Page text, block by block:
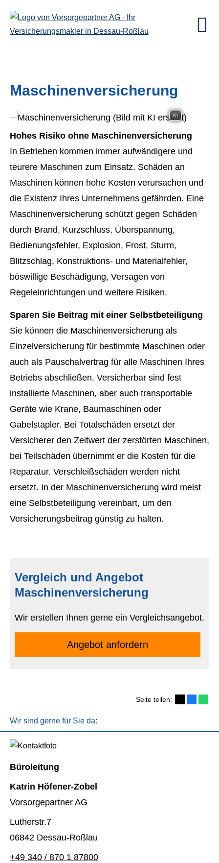
Maschinenversicherung
KI
Hohes Risiko ohne Maschinenversicherung
In Betrieben kommen immer aufwändigere und
teurere Maschinen zum Einsatz. Schäden an
Maschinen können hohe Kosten verursachen und
die Existenz Ihres Unternehmens gefährden. Eine
Maschinenversicherung schützt gegen Schäden
durch Brand, Kurzschluss, Überspannung,
Bedienungsfehler, Explosion, Frost, Sturm,
Blitzschlag, Konstruktions- und Materialfehler,
böswillige Beschädigung, Versagen von
Regeleinrichtungen und weitere Risiken.
Sparen Sie Beitrag mit einer Selbstbeteiligung
Sie können die Maschinenversicherung als
Einzelversicherung für bestimmte Maschinen oder
auch als Pauschalvertrag für alle Maschinen Ihres
Betriebs abschließen. Versicherbar sind fest
installierte Maschinen, aber auch transportable
Geräte wie Krane, Baumaschinen oder
Gabelstapler. Bei Totalschäden ersetzt der
Versicherer den Zeitwert der zerstörten Maschinen,
bei Teilschäden übernimmt er die Kosten für die
Reparatur. Verschleißschäden werden nicht
ersetzt. In der Maschinenversicherung wird meist
eine Selbstbeteiligung vereinbart, um den
Versicherungsbeitrag günstig zu halten.
Vergleich und Angebot
Maschinenversicherung
Wir erstellen Ihnen gerne ein Vergleichsangebot.
An­ge­bot an­for­dern
Seite teilen:
Wir sind gerne für Sie da:
Büroleitung
Katrin Höfener-Zobel
Vorsorgepartner AG
Lutherstr.7
06842 Dessau-Roßlau
+49 340 / 870 1 87800